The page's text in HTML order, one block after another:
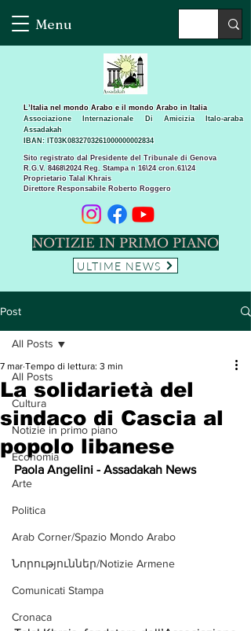
Menu
Sito registrato dal Presidente del Tribunale di Genova
R.G.V. 8468\2024 Reg. Stampa n 16\24 cron.61\24 ​
Proprietario Talal Khrais
Direttore Responsabile Roberto Roggero
L’Italia nel mondo Arabo e il mondo Arabo in Italia
Associazione Internazionale Di Amicizia Italo-araba
Assadakah
IBAN: IT03K0832703261000000002834
NOTIZIE IN PRIMO PIANO
ULTIME NEWS
Post
All Posts
Cultura
Notizie in primo piano
Economia
Arte
Politica
Arab Corner/Spazio Mondo Arabo
Նորություններ/Notizie Armene
Comunicati Stampa
Cronaca
All Posts
La solidarietà del
sindaco di Cascia al
popolo libanese
7 mar Tempo di lettura: 3 min
Paola Angelini - Assadakah News